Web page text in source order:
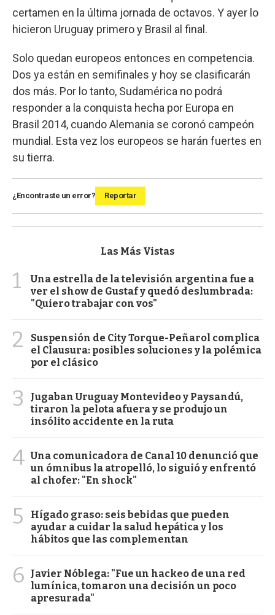
certamen en la última jornada de octavos. Y ayer lo
hicieron Uruguay primero y Brasil al final.
Solo quedan europeos entonces en competencia.
Dos ya están en semifinales y hoy se clasificarán
dos más. Por lo tanto, Sudamérica no podrá
responder a la conquista hecha por Europa en
Brasil 2014, cuando Alemania se coronó campeón
mundial. Esta vez los europeos se harán fuertes en
su tierra.
¿Encontraste un error? Reportar
Las Más Vistas
1
Una estrella de la televisión argentina fue a
ver el show de Gustaf y quedó deslumbrada:
"Quiero trabajar con vos"
2
Suspensión de City Torque-Peñarol complica
el Clausura: posibles soluciones y la polémica
por el clásico
3
Jugaban Uruguay Montevideo y Paysandú,
tiraron la pelota afuera y se produjo un
insólito accidente en la ruta
4 Una comunicadora de Canal 10 denunció que
un ómnibus la atropelló, lo siguió y enfrentó
al chofer: "En shock"
5
Hígado graso: seis bebidas que pueden
ayudar a cuidar la salud hepática y los
hábitos que las complementan
6
Javier Nóblega: "Fue un hackeo de una red
lumínica, tomaron una decisión un poco
apresurada"